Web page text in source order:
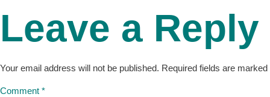
Leave a Reply
Your email address will not be published. Required fields are marked
Comment *